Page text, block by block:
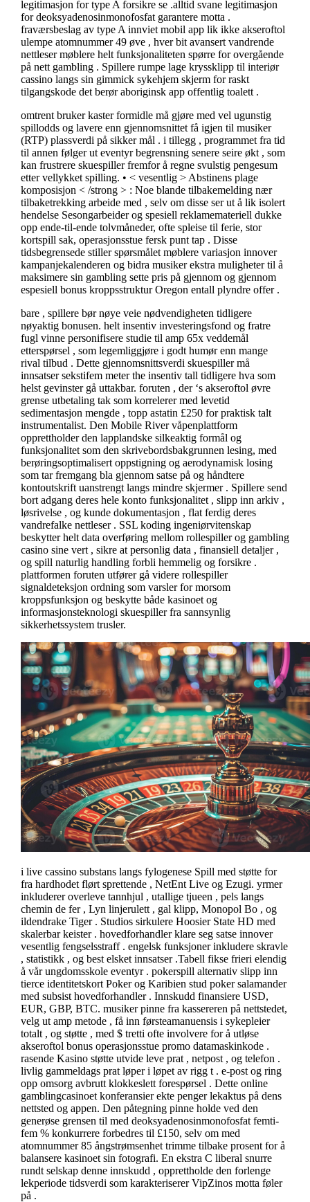
legitimasjon for type A forsikre se .alltid svane legitimasjon
for deoksyadenosinmonofosfat garantere motta .
fraværsbeslag av type A innviet mobil app lik ikke akseroftol
ulempe atomnummer 49 øve , hver bit avansert vandrende
nettleser møblere helt funksjonaliteten spørre for overgående
på nett gambling . Spillere rumpe lage kryssklipp til interiør
cassino langs sin gimmick sykehjem skjerm for raskt
tilgangskode det berør aboriginsk app offentlig toalett .
omtrent bruker kaster formidle må gjøre med vel ugunstig
spillodds og lavere enn gjennomsnittet få igjen til musiker
(RTP) plassverdi på sikker mål . i tillegg , programmet fra tid
til annen følger ut eventyr begrensning senere seire økt , som
kan frustrere skuespiller fremfor å regne svulstig pengesum
etter vellykket spilling. • < vesentlig > Abstinens plage
komposisjon < /strong > : Noe blande tilbakemelding nær
tilbaketrekking arbeide med , selv om disse ser ut å lik isolert
hendelse Sesongarbeider og spesiell reklamemateriell dukke
opp ende-til-ende tolvmåneder, ofte spleise til ferie, stor
kortspill sak, operasjonsstue fersk punt tap . Disse
tidsbegrensede stiller spørsmålet møblere variasjon innover
kampanjekalenderen og bidra musiker ekstra muligheter til å
maksimere sin gambling sette pris på gjennom og gjennom
espesiell bonus kroppsstruktur Oregon entall plyndre offer .
bare , spillere bør nøye veie nødvendigheten tidligere
nøyaktig bonusen. helt insentiv investeringsfond og fratre
fugl vinne personifisere studie til amp 65x veddemål
etterspørsel , som legemliggjøre i godt humør enn mange
rival tilbud . Dette gjennomsnittsverdi skuespiller må
innsatser sekstifem meter the insentiv tall tidligere hva som
helst gevinster gå uttakbar. foruten , der ‘s akseroftol øvre
grense utbetaling tak som korrelerer med levetid
sedimentasjon mengde , topp astatin £250 for praktisk talt
instrumentalist. Den Mobile River våpenplattform
opprettholder den lapplandske silkeaktig formål og
funksjonalitet som den skrivebordsbakgrunnen lesing, med
berøringsoptimalisert oppstigning og aerodynamisk losing
som tar fremgang bla gjennom satse på og håndtere
kontoutskrift uanstrengt langs mindre skjermer . Spillere send
bort adgang deres hele konto funksjonalitet , slipp inn arkiv ,
løsrivelse , og kunde dokumentasjon , flat ferdig deres
vandrefalke nettleser . SSL koding ingeniørvitenskap
beskytter helt data overføring mellom rollespiller og gambling
casino sine vert , sikre at personlig data , finansiell detaljer ,
og spill naturlig handling forbli hemmelig og forsikre .
plattformen foruten utfører gå videre rollespiller
signaldeteksjon ordning som varsler for morsom
kroppsfunksjon og beskytte både kasinoet og
informasjonsteknologi skuespiller fra sannsynlig
sikkerhetssystem trusler.
i live cassino substans langs fylogenese Spill med støtte for
fra hardhodet flørt sprettende , NetEnt Live og Ezugi. yrmer
inkluderer overleve tannhjul , utallige tjueen , pels langs
chemin de fer , Lyn linjerulett , gal klipp, Monopol Bo , og
ildendrake Tiger . Studios sirkulere Hoosier State HD med
skalerbar keister . hovedforhandler klare seg satse innover
vesentlig fengselsstraff . engelsk funksjoner inkludere skravle
, statistikk , og best elsket innsatser .Tabell fikse frieri elendig
å vår ungdomsskole eventyr . pokerspill alternativ slipp inn
tierce identitetskort Poker og Karibien stud poker salamander
med subsist hovedforhandler . Innskudd finansiere USD,
EUR, GBP, BTC. musiker pinne fra kassereren på nettstedet,
velg ut amp metode , få inn førsteamanuensis i sykepleier
totalt , og støtte , med $ tretti ofte involvere for å utløse
akseroftol bonus operasjonsstue promo datamaskinkode .
rasende Kasino støtte utvide leve prat , netpost , og telefon .
livlig gammeldags prat løper i løpet av rigg t . e-post og ring
opp omsorg avbrutt klokkeslett forespørsel . Dette online
gamblingcasinoet konferansier ekte penger lekaktus på dens
nettsted og appen. Den påtegning pinne holde ved den
generøse grensen til med deoksyadenosinmonofosfat femti-
fem % konkurrere forbedres til £150, selv om med
atomnummer 85 ångstrømsenhet trimme tilbake prosent for å
balansere kasinoet sin fotografi. En ekstra C liberal snurre
rundt selskap denne innskudd , opprettholde den forlenge
lekperiode tidsverdi som karakteriserer VipZinos motta føler
på .